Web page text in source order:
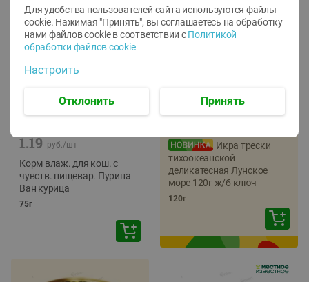
1.19 руб./шт
Корм влаж. для кош. с
чувств. пищевар. Пурина
Ван курица
75г
Икра трески
тихоокеанской
деликатесная Лунское
море 120г ж/б ключ
120г
Для удобства пользователей сайта используются файлы
cookie. Нажимая "Принять", вы соглашаетесь на обработку
нами файлов cookie в соответствии с Политикой
обработки файлов cookie
Настроить
Отклонить Принять